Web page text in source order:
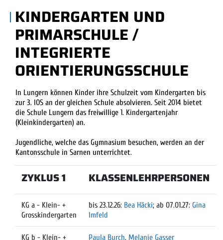
KINDERGARTEN UND
PRIMARSCHULE /
INTEGRIERTE
ORIENTIERUNGSSCHULE
In Lungern können Kinder ihre Schulzeit vom Kindergarten bis
zur 3. IOS an der gleichen Schule absolvieren. Seit 2014 bietet
die Schule Lungern das freiwillige 1. Kindergartenjahr
(Kleinkindergarten) an.
Jugendliche, welche das Gymnasium besuchen, werden an der
Kantonsschule in Sarnen unterrichtet.
ZYKLUS 1 KLASSENLEHRPERSONEN
KG a - Klein- +
Grosskindergarten
bis 23.12.26: Bea Häcki; ab 07.01.27: Gina
Imfeld
KG b - Klein- +
Paula Burch, Melanie Gasser